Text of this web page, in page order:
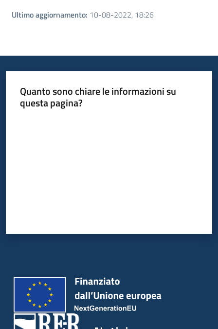
Ultimo aggiornamento: 10-08-2022, 18:26
Quanto sono chiare le informazioni su
questa pagina?